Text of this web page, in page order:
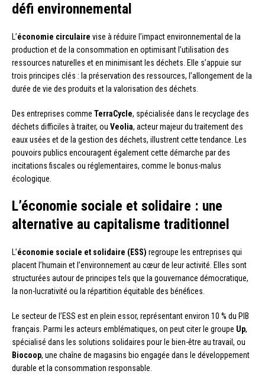
défi environnemental
L’économie circulaire vise à réduire l’impact environnemental de la
production et de la consommation en optimisant l’utilisation des
ressources naturelles et en minimisant les déchets. Elle s’appuie sur
trois principes clés : la préservation des ressources, l’allongement de la
durée de vie des produits et la valorisation des déchets.
Des entreprises comme TerraCycle, spécialisée dans le recyclage des
déchets difficiles à traiter, ou Veolia, acteur majeur du traitement des
eaux usées et de la gestion des déchets, illustrent cette tendance. Les
pouvoirs publics encouragent également cette démarche par des
incitations fiscales ou réglementaires, comme le bonus-malus
écologique.
L’économie sociale et solidaire : une
alternative au capitalisme traditionnel
L’économie sociale et solidaire (ESS) regroupe les entreprises qui
placent l’humain et l’environnement au cœur de leur activité. Elles sont
structurées autour de principes tels que la gouvernance démocratique,
la non-lucrativité ou la répartition équitable des bénéfices.
Le secteur de l’ESS est en plein essor, représentant environ 10 % du PIB
français. Parmi les acteurs emblématiques, on peut citer le groupe Up,
spécialisé dans les solutions solidaires pour le bien-être au travail, ou
Biocoop, une chaîne de magasins bio engagée dans le développement
durable et la consommation responsable.